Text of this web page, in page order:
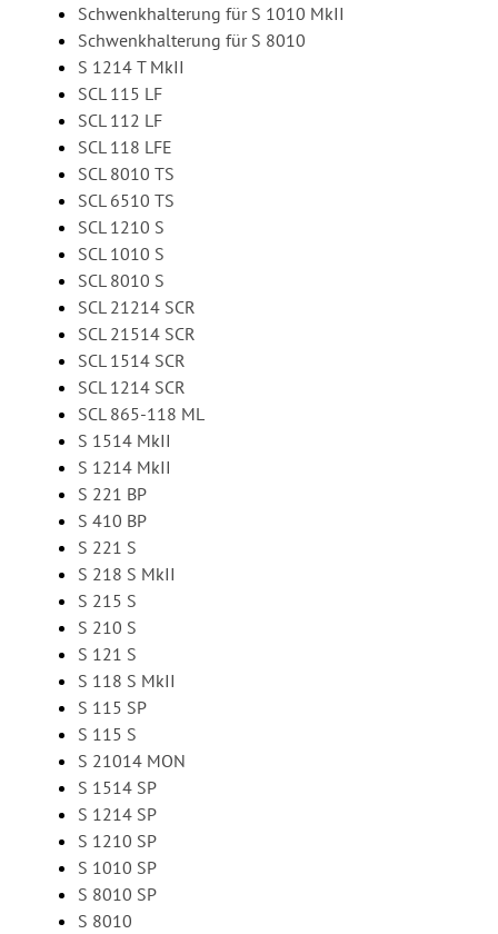
Schwenkhalterung für S 1010 MkII
Schwenkhalterung für S 8010
S 1214 T MkII
SCL 115 LF
SCL 112 LF
SCL 118 LFE
SCL 8010 TS
SCL 6510 TS
SCL 1210 S
SCL 1010 S
SCL 8010 S
SCL 21214 SCR
SCL 21514 SCR
SCL 1514 SCR
SCL 1214 SCR
SCL 865-118 ML
S 1514 MkII
S 1214 MkII
S 221 BP
S 410 BP
S 221 S
S 218 S MkII
S 215 S
S 210 S
S 121 S
S 118 S MkII
S 115 SP
S 115 S
S 21014 MON
S 1514 SP
S 1214 SP
S 1210 SP
S 1010 SP
S 8010 SP
S 8010